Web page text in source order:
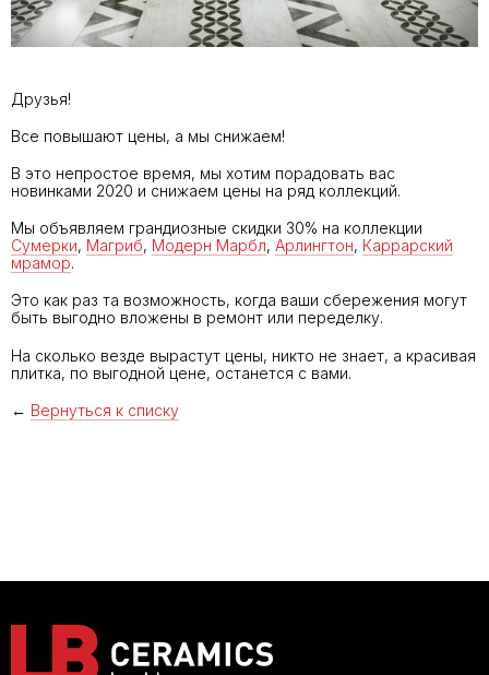
Друзья!
Все повышают цены, а мы снижаем!
В это непростое время, мы хотим порадовать вас
новинками 2020 и снижаем цены на ряд коллекций.
Мы объявляем грандиозные скидки 30% на коллекции
Сумерки, Магриб, Модерн Марбл, Арлингтон, Каррарский
мрамор.
Это как раз та возможность, когда ваши сбережения могут
быть выгодно вложены в ремонт или переделку.
На сколько везде вырастут цены, никто не знает, а красивая
плитка, по выгодной цене, останется с вами.
← Вернуться к списку